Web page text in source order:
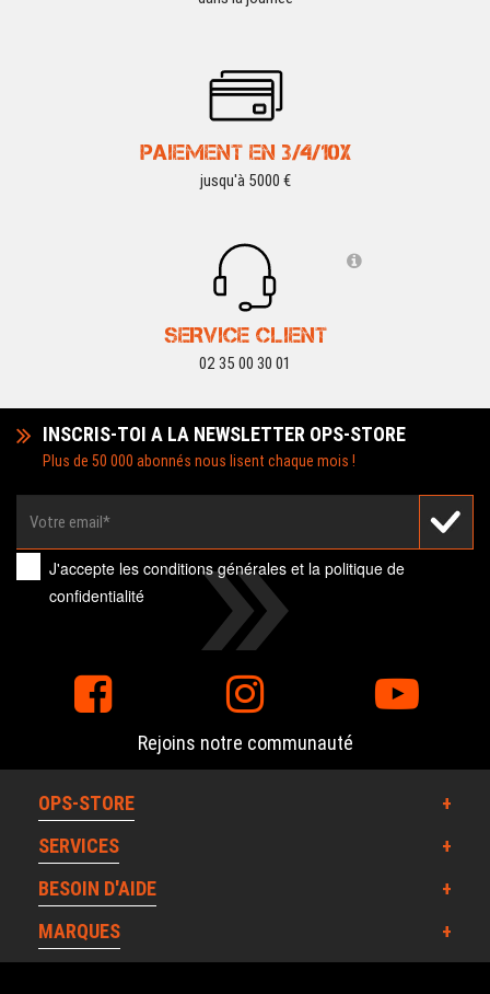
PAIEMENT EN 3/4/10X
jusqu'à 5000 €
SERVICE CLIENT
02 35 00 30 01
INSCRIS-TOI A LA NEWSLETTER OPS-STORE
Plus de 50 000 abonnés nous lisent chaque mois !
J'accepte lesconditions générales et lapolitique de
confidentialité
Rejoins notre communauté
OPS-STORE
SERVICES
BESOIN D'AIDE
MARQUES